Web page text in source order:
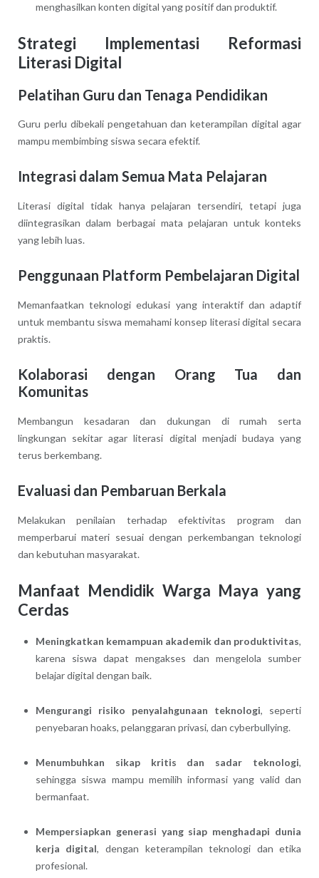
menghasilkan konten digital yang positif dan produktif.
Strategi Implementasi Reformasi
Literasi Digital
Pelatihan Guru dan Tenaga Pendidikan
Guru perlu dibekali pengetahuan dan keterampilan digital agar
mampu membimbing siswa secara efektif.
Integrasi dalam Semua Mata Pelajaran
Literasi digital tidak hanya pelajaran tersendiri, tetapi juga
diintegrasikan dalam berbagai mata pelajaran untuk konteks
yang lebih luas.
Penggunaan Platform Pembelajaran Digital
Memanfaatkan teknologi edukasi yang interaktif dan adaptif
untuk membantu siswa memahami konsep literasi digital secara
praktis.
Kolaborasi dengan Orang Tua dan
Komunitas
Membangun kesadaran dan dukungan di rumah serta
lingkungan sekitar agar literasi digital menjadi budaya yang
terus berkembang.
Evaluasi dan Pembaruan Berkala
Melakukan penilaian terhadap efektivitas program dan
memperbarui materi sesuai dengan perkembangan teknologi
dan kebutuhan masyarakat.
Manfaat Mendidik Warga Maya yang
Cerdas
Meningkatkan kemampuan akademik dan produktivitas,
karena siswa dapat mengakses dan mengelola sumber
belajar digital dengan baik.
Mengurangi risiko penyalahgunaan teknologi, seperti
penyebaran hoaks, pelanggaran privasi, dan cyberbullying.
Menumbuhkan sikap kritis dan sadar teknologi,
sehingga siswa mampu memilih informasi yang valid dan
bermanfaat.
Mempersiapkan generasi yang siap menghadapi dunia
kerja digital, dengan keterampilan teknologi dan etika
profesional.